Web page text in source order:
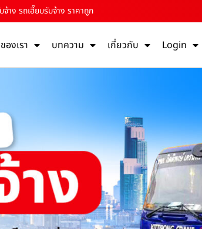
าง รถเฮี๊ยบรับจ้าง ราคาถูก
องเรา บทความ เกี่ยวกับ Login